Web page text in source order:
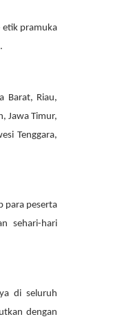
etik pramuka
Barat, Riau,
Jawa Timur,
Tenggara,
para peserta
sehari-hari
di seluruh
dengan